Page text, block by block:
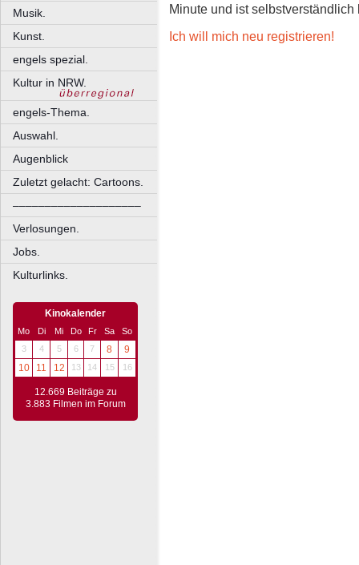
Musik.
Kunst.
engels spezial.
Kultur in NRW.
engels-Thema.
Auswahl.
Augenblick
Zuletzt gelacht: Cartoons.
––––––––––––––––––––
Verlosungen.
Jobs.
Kulturlinks.
Kinokalender
Mo Di Mi Do Fr Sa
So
3
4 5 6 7 8
9
10
11 12 13 14 15 16
12.669 Beiträge zu
3.883 Filmen im Forum
Minute und ist selbstverständlich
Ich will mich neu registrieren!